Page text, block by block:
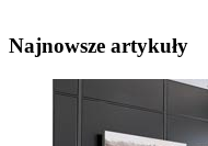
Najnowsze artykuły